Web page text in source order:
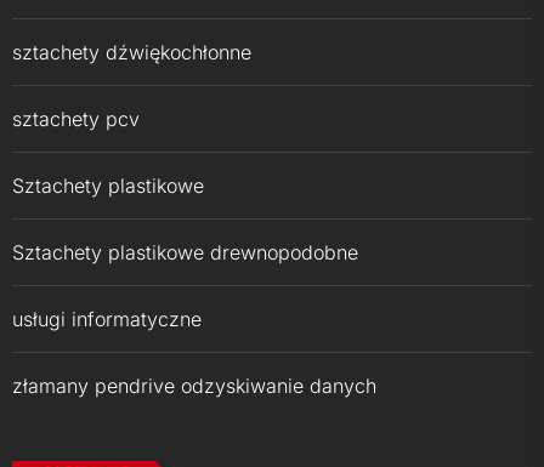
sztachety dźwiękochłonne
sztachety pcv
Sztachety plastikowe
Sztachety plastikowe drewnopodobne
usługi informatyczne
złamany pendrive odzyskiwanie danych